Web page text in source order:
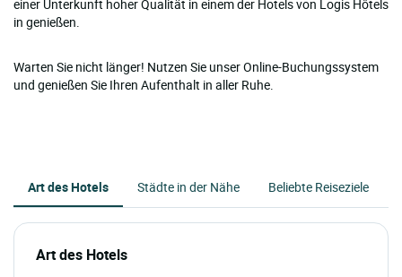
einer Unterkunft hoher Qualität in einem der Hotels von Logis Hôtels
in genießen.
Warten Sie nicht länger! Nutzen Sie unser Online-Buchungssystem
und genießen Sie Ihren Aufenthalt in aller Ruhe.
Art des Hotels Städte in der Nähe Beliebte Reiseziele
Art des Hotels